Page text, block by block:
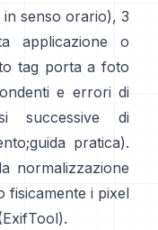
senso orario), 3
applicazione o
tag porta a foto
e errori di
successive di
;guida pratica).
normalizzazione
fisicamente i pixel
ExifTool).